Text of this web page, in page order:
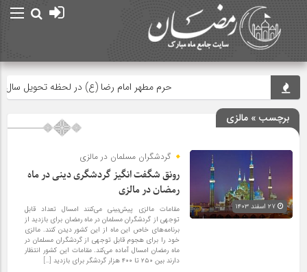
حرم مطهر امام رضا (ع) در لحظه تحویل سال
برچسب » مالزی
گردشگران مسلمان در مالزی
رونق شگفت انگیز گردشگری دینی در ماه
رمضان در مالزی
مقامات مالزی پیش‌بینی می‌کنند امسال تعداد قابل
توجهی از گردشگران مسلمان در ماه رمضان برای بازدید از
برنامه‌های خاص این ماه از این کشور دیدن کنند. مالزی
خود را برای هجوم قابل توجهی از گردشگران مسلمان در
ماه رمضان امسال آماده می‌کند. مقامات این کشور انتظار
دارند بین ۲۵۰ تا ۴۰۰ هزار گردشگر برای بازدید […]